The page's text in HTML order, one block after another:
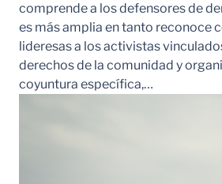
comprende a los defensores de
es más amplia en tanto reconoce
lideresas a los activistas
derechos de la comunidad y
coyuntura específica,…